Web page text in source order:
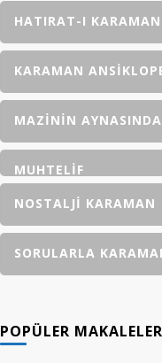
HATIRAT-I KARAMAN
KARAMAN
MAZININ
MUHTELIF
NOSTALJI KARAMAN
SORULARLA
POPÜLER MAKALELER